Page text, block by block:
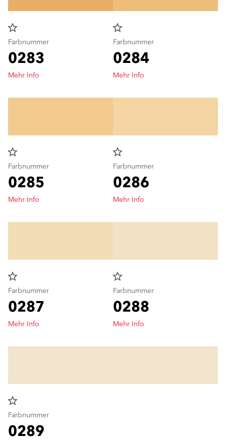
star_border
Farbnummer
0283
Mehr Info
star_border
Farbnummer
0284
Mehr Info
star_border
Farbnummer
0285
Mehr Info
star_border
Farbnummer
0286
Mehr Info
star_border
Farbnummer
0287
Mehr Info
star_border
Farbnummer
0288
Mehr Info
star_border
Farbnummer
0289